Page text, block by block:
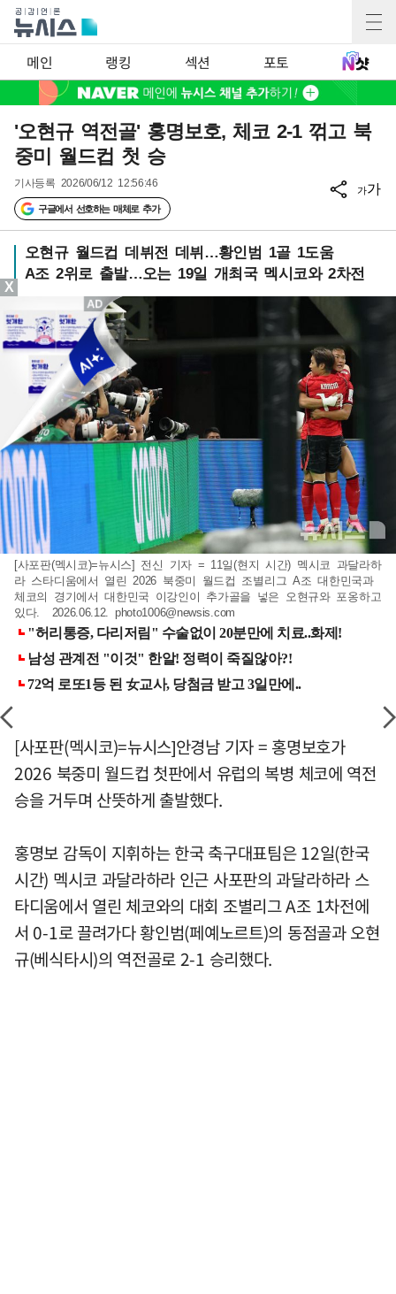
메인 랭킹 섹션 포토
'오현규 역전골' 홍명보호, 체코 2-1 꺾고 북
중미 월드컵 첫 승
기사등록 2026/06/12 12:56:46
구글에서 선호하는 매체로 추가
가가
오현규 월드컵 데뷔전 데뷔…황인범 1골 1도움
A조 2위로 출발…오는 19일 개최국 멕시코와 2차전
[사포판(멕시코)=뉴시스] 전신 기자 = 11일(현지 시간) 멕시코 과달라하
라 스타디움에서 열린 2026 북중미 월드컵 조별리그 A조 대한민국과
체코의 경기에서 대한민국 이강인이 추가골을 넣은 오현규와 포옹하고
있다. 2026.06.12. photo1006@newsis.com
[사포판(멕시코)=뉴시스]안경남 기자 = 홍명보호가
2026 북중미 월드컵 첫판에서 유럽의 복병 체코에 역전
승을 거두며 산뜻하게 출발했다.
홍명보 감독이 지휘하는 한국 축구대표팀은 12일(한국
시간) 멕시코 과달라하라 인근 사포판의 과달라하라 스
타디움에서 열린 체코와의 대회 조별리그 A조 1차전에
서 0-1로 끌려가다 황인범(페예노르트)의 동점골과 오현
규(베식타시)의 역전골로 2-1 승리했다.
X